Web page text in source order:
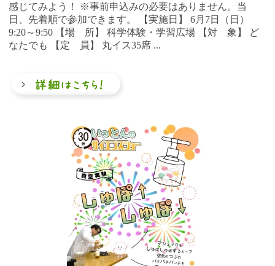
感じてみよう！ ※事前申込みの必要はありません。当
日、先着順で参加できます。 【実施日】 6月7日（日）
9:20～9:50 【場 所】 科学体験・学習広場 【対 象】 ど
なたでも 【定 員】 丸イス35席 ...